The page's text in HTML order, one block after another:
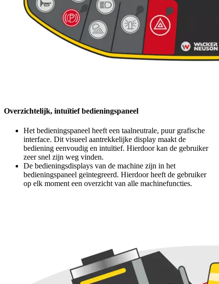
Overzichtelijk, intuïtief bedieningspaneel
Het bedieningspaneel heeft een taalneutrale, puur grafische
interface. Dit visueel aantrekkelijke display maakt de
bediening eenvoudig en intuïtief. Hierdoor kan de gebruiker
zeer snel zijn weg vinden.
De bedieningsdisplays van de machine zijn in het
bedieningspaneel geïntegreerd. Hierdoor heeft de gebruiker
op elk moment een overzicht van alle machinefuncties.